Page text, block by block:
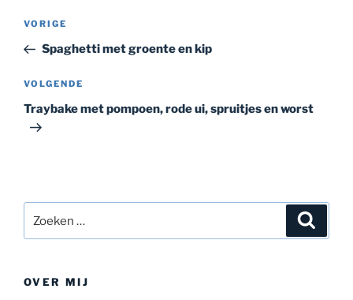
Bericht
Vorig
bericht
VORIGE
Spaghetti met groente en kip
Volgend
bericht
VOLGENDE
Traybake met pompoen, rode ui, spruitjes en worst
naar:
OVER MIJ